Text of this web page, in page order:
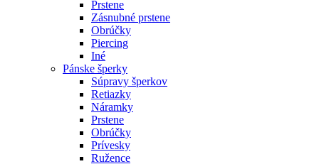
Prstene
Zásnubné prstene
Obrúčky
Piercing
Iné
Pánske šperky
Súpravy šperkov
Retiazky
Náramky
Prstene
Obrúčky
Prívesky
Ružence